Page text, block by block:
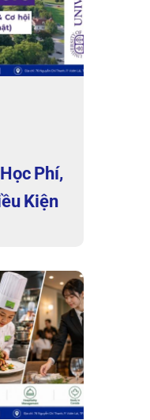
Phí,
Kiện